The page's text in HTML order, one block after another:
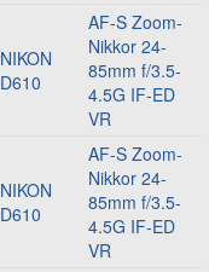
NIKON
D610
AF-S Zoom-
Nikkor 24-
85mm f/3.5-
4.5G IF-ED
VR
NIKON
D610
AF-S Zoom-
Nikkor 24-
85mm f/3.5-
4.5G IF-ED
VR